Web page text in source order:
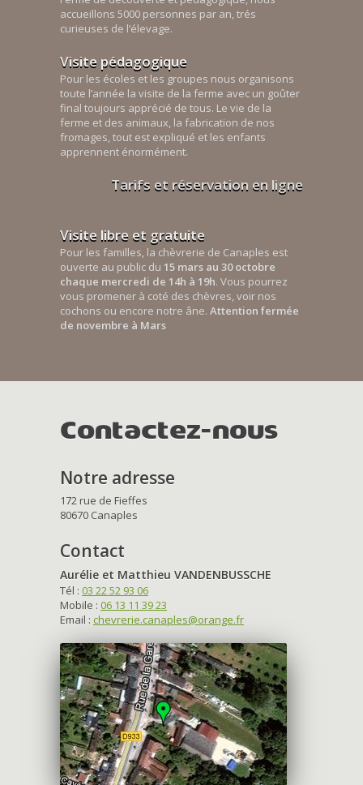
accueillons 5000 personnes par an, trés
curieuses de l’élevage.
Visite pédagogique
Pour les écoles et les groupes nous organisons
toute l’année la visite de la ferme avec un goûter
final toujours apprécié de tous. Le vie de la
ferme et des animaux, la fabrication de nos
fromages, tout est expliqué et les enfants
apprennent énormément.
Tarifs et réservation en ligne
Visite libre et gratuite
Pour les familles, la chèvrerie de Canaples est
ouverte au public du 15 mars au 30 octobre
chaque mercredi de 14h à 19h. Vous pourrez
vous promener à coté des chèvres, voir nos
cochons ou encore notre âne. Attention fermée
de novembre à Mars
Contactez-nous
Notre adresse
172 rue de Fieffes
80670 Canaples
Contact
Aurélie et Matthieu VANDENBUSSCHE
Tél : 03 22 52 93 06
Mobile : 06 13 11 39 23
Email : chevrerie.canaples@orange.fr